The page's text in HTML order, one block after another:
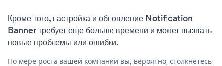
Кроме того, настройка и обновление Notification
Banner требует еще больше времени и может вызвать
новые проблемы или ошибки.
По мере роста вашей компании вы, вероятно, столкнетесь